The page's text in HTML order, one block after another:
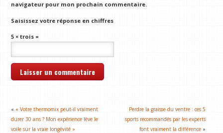
navigateur pour mon prochain commentaire.
Saisissez votre réponse en chiffres
5 × trois =
« « Votre thermomix peut-il vraiment
durer 30 ans ? Mon expérience lève le
voile sur la vraie longévité »
Perdre la graisse du ventre : ces 5
sports recommandés par les experts
font vraiment la différence »